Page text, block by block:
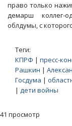
право только
демарш коллег-
облдумы, с
Теги:
КПРФ | пресс-
Рашкин |
Госдума |
| дети войны
41 просмотр